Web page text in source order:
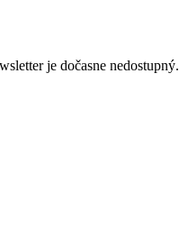
je dočasne nedostupný.